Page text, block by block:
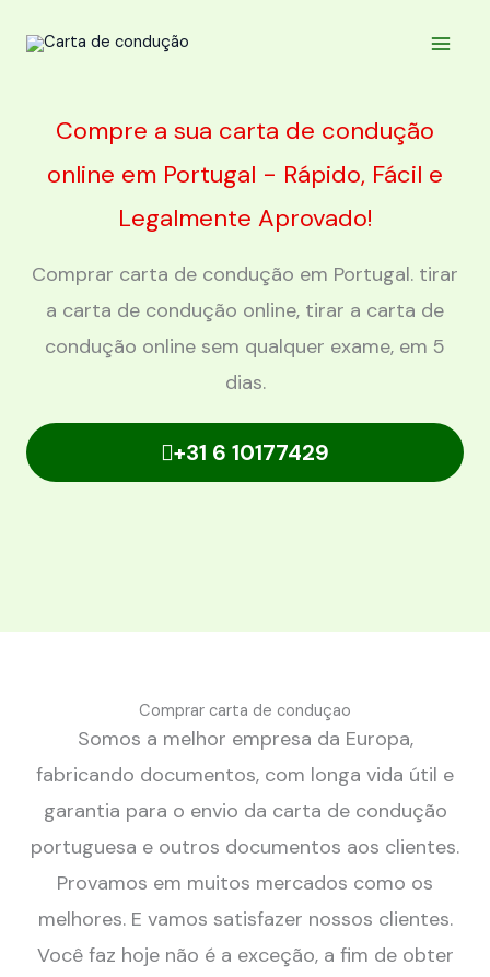
Compre a sua carta de condução
online em Portugal - Rápido, Fácil e
Legalmente Aprovado!
Comprar carta de condução em Portugal. tirar
a carta de condução online, tirar a carta de
condução online sem qualquer exame, em 5
dias.
+31 6 10177429
Comprar carta de conduçao
Somos a melhor empresa da Europa,
fabricando documentos, com longa vida útil e
garantia para o envio da carta de condução
portuguesa e outros documentos aos clientes.
Provamos em muitos mercados como os
melhores. E vamos satisfazer nossos clientes.
Você faz hoje não é a exceção, a fim de obter